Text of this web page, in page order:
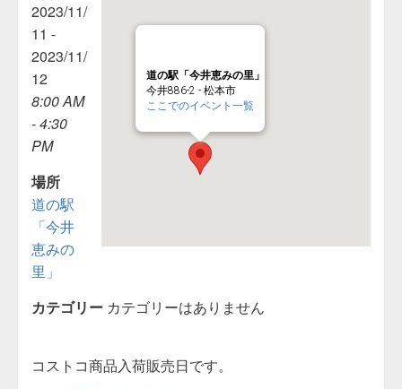
道の駅「今井恵みの里」
今井886-2 - 松本市
ここでのイベント一覧
2023/11/
11 -
2023/11/
12
8:00 AM
- 4:30
PM
場所
道の駅
「今井
恵みの
里」
カテゴリー カテゴリーはありません
コストコ商品入荷販売日です。